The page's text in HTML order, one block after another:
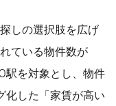
しの選択肢を広げ
ている物件数が
駅を対象とし、物件
化した「家賃が高い